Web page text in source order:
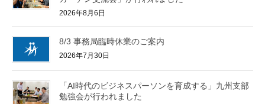
2026年8月6日
8/3 事務局臨時休業のご案内
2026年7月30日
「AI時代のビジネスパーソンを育成する」九州支部
勉強会が行われました